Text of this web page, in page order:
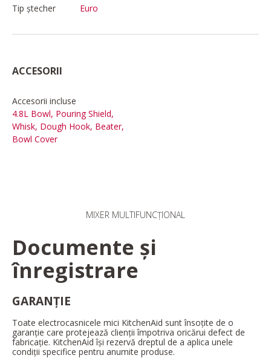
Tip ștecher Euro
ACCESORII
Accesorii incluse
4.8L Bowl, Pouring Shield,
Whisk, Dough Hook, Beater,
Bowl Cover
MIXER MULTIFUNCȚIONAL
Documente și
înregistrare
GARANȚIE
Toate electrocasnicele mici KitchenAid sunt însoțite de o
garanție care protejează clienții împotriva oricărui defect de
fabricație. KitchenAid își rezervă dreptul de a aplica unele
condiții specifice pentru anumite produse.